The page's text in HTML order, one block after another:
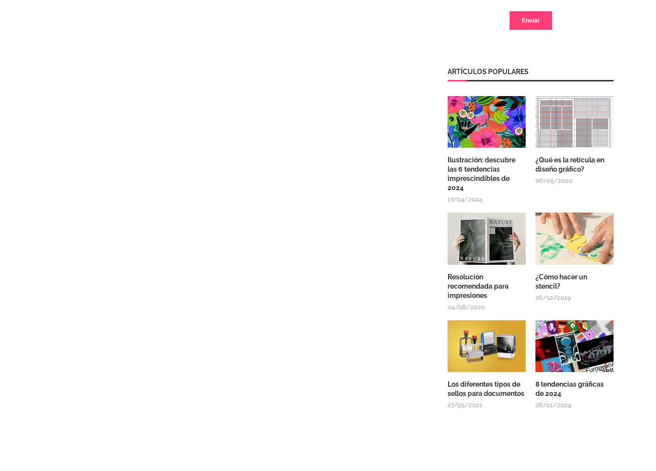
ARTÍCULOS POPULARES
Ilustración: descubre
las 6 tendencias
imprescindibles de
2024
17/04/2024
¿Qué es la retícula en
diseño gráfico?
06/05/2020
Resolución
recomendada para
impresiones
04/08/2020
¿Cómo hacer un
stencil?
26/12/2019
Los diferentes tipos de
sellos para documentos
27/05/2021
8 tendencias gráficas
de 2024
26/01/2024